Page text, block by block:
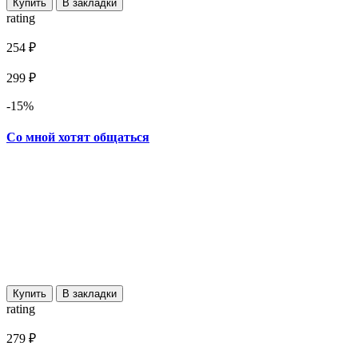
Купить В закладки
rating
254 ₽
299 ₽
-15%
Со мной хотят общаться
Купить В закладки
rating
279 ₽